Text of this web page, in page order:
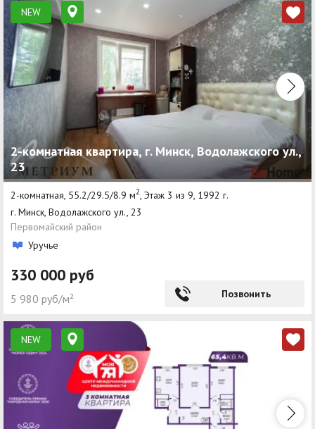
NEW
2-комнатная квартира, г. Минск, Водолажского ул.,
23
2-комнатная, 55.2/29.5/8.9 м2 , Этаж 3 из 9, 1992 г.
г. Минск, Водолажского ул., 23
Первомайский район
Уручье
330 000 руб
5 980 руб/м² Позвонить
NEW